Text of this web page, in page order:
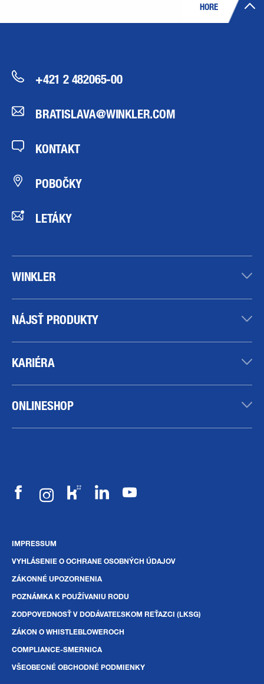
HORE
+421 2 482065-00
BRATISLAVA@WINKLER.COM
KONTAKT
POBOČKY
LETÁKY
WINKLER
NÁJSŤ PRODUKTY
KARIÉRA
ONLINESHOP
IMPRESSUM
VYHLÁSENIE O OCHRANE OSOBNÝCH ÚDAJOV
ZÁKONNÉ UPOZORNENIA
POZNÁMKA K POUŽÍVANIU RODU
ZODPOVEDNOSŤ V DODÁVATEĽSKOM REŤAZCI (LKSG)
ZÁKON O WHISTLEBLOWEROCH
COMPLIANCE-SMERNICA
VŠEOBECNÉ OBCHODNÉ PODMIENKY